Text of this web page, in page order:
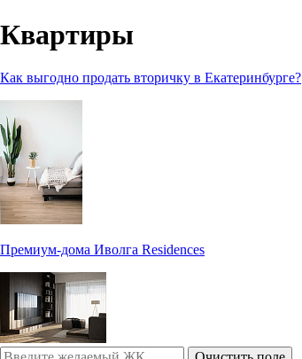
Квартиры
Как выгодно продать вторичку в Екатеринбурге?
Премиум-дома Иволга Residences